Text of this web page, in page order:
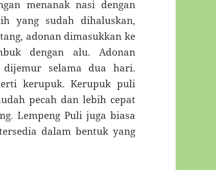
menanak nasi dengan
yang sudah dihaluskan,
adonan dimasukkan ke
dengan alu. Adonan
selama dua hari.
kerupuk. Kerupuk puli
pecah dan lebih cepat
Lempeng Puli juga biasa
dalam bentuk yang